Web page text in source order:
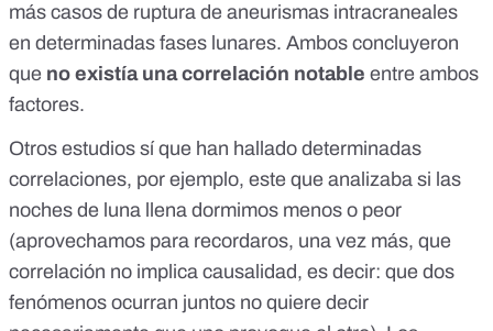
más casos de ruptura de aneurismas intracraneales
en determinadas fases lunares. Ambos concluyeron
que no existía una correlación notable entre ambos
factores.
Otros estudios sí que han hallado determinadas
correlaciones, por ejemplo, este que analizaba si las
noches de luna llena dormimos menos o peor
(aprovechamos para recordaros, una vez más, que
correlación no implica causalidad, es decir: que dos
fenómenos ocurran juntos no quiere decir